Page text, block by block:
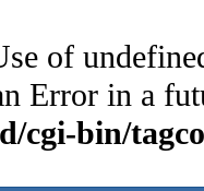
of
Error in a
cgi-bin/